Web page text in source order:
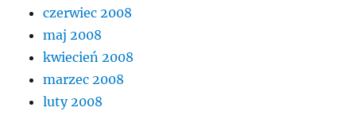
czerwiec 2008
maj 2008
kwiecień 2008
marzec 2008
luty 2008